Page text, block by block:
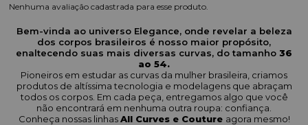
Nenhuma avaliação cadastrada para esse produto.
Bem-vinda ao universo Elegance, onde revelar a beleza
dos corpos brasileiros é nosso maior propósito,
enaltecendo suas mais diversas curvas, do tamanho 36
ao 54.
Pioneiros em estudar as curvas da mulher brasileira, criamos
produtos de altíssima tecnologia e modelagens que abraçam
todos os corpos. Em cada peça, entregamos algo que você
não encontrará em nenhuma outra roupa: confiança.
Conheça nossas linhasAll Curves e Couture agora mesmo!